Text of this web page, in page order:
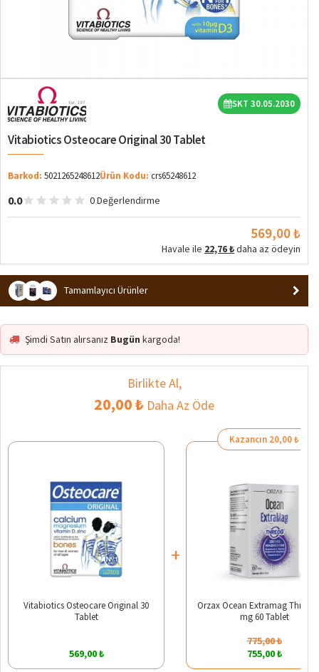
SKT 30.05.2030
Vitabiotics Osteocare Original 30 Tablet
Barkod: 5021265248612Ürün Kodu: crs65248612
0.0 0 Değerlendirme
569,00 ₺
Havale ile 22,76 ₺daha az ödeyin
Tamamlayıcı Ürünler
Şimdi Satın alırsanız Bugün kargoda!
Birlikte Al,
20,00 ₺ Daha Az Öde
Vitabiotics Osteocare Original 30
Tablet
569,00 ₺
+
Kazancın 20,00 ₺
Orzax Ocean Extramag Threog
mg 60 Tablet
775,00 ₺
755,00 ₺